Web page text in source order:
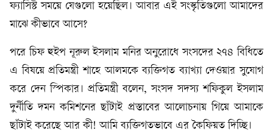
ফ্যাসিস্ট সময়ে যেগুলো হয়েছিল। আবার এই সংস্কৃতিগুলো আমাদের
মাঝে কীভাবে আসে?
পরে চিফ হুইপ নূরুল ইসলাম মনির অনুরোধে সংসদের ২৭৪ বিধিতে
এ বিষয়ে প্রতিমন্ত্রী শাহে আলমকে ব্যক্তিগত ব্যাখ্যা দেওয়ার সুযোগ
করে দেন স্পিকার। প্রতিমন্ত্রী বলেন, সংসদ সদস্য শফিকুল ইসলাম
দুর্নীতি দমন কমিশনের ছাঁটাই প্রস্তাবের আলোচনায় গিয়ে আমাকে
ছাঁটাই করেছে আর কী! আমি ব্যক্তিগতভাবে এর কৈফিয়ত দিচ্ছি।